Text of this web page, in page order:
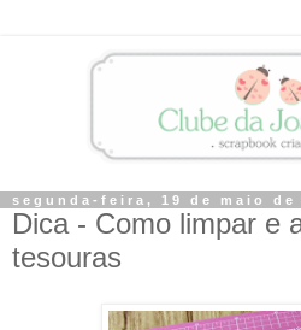
segunda-feira, 19 de maio de
Dica - Como limpar e
tesouras